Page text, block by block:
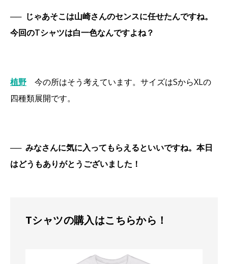
── じゃあそこは山崎さんのセンスに任せたんですね。
今回のTシャツは白一色なんですよね？
植野
今の所はそう考えています。サイズはSからXLの
四種類展開です。
── みなさんに気に入ってもらえるといいですね。本日
はどうもありがとうございました！
Tシャツの購入はこちらから！